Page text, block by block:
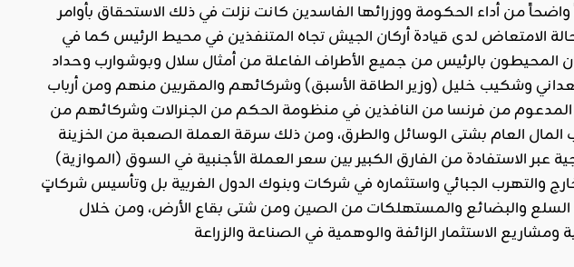
من أداء الحكومة ووزرائها الفاسدين كانت نزلت في ذلك الاستحقاق بأوامر
الامتعاض لدى قيادة أركان الجيش تجاه المتنفذين في محيط الرئيس كما في
كان المحيطون بالرئيس من جميع الأطراف الفاعلة من أمثال سلال وبوشوارب وحداد
وشكيب خليل (وزير الطاقة الأسبق) وشركائهم والمقربين منهم ومن أرباب
من فرنسا من النافذين في منظومة الحكم من الجنرالات وشركائهم من
العام بشتى الوسائل والطرق، ومن ذلك سرقة العملة الصعبة من الخزينة
عبر الاستفادة من الفارق الكبير بين سعر العملة الأجنبية في السوق (الموازية)
والتهرب الجبائي واستثماره في شركات وبنوك الدول الغربية بل وتأسيس شركاتٍ
السلع والبضائع والمستهلكات من الصين ومن شتى بقاع الأرض، ومن خلال